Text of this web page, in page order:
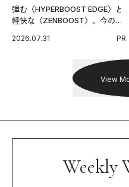
弾む〈HYPERBOOST EDGE〉と
軽快な〈ZENBOOST〉。今の時
出した新機軸。
2026.07.31 PR
View
Weekly